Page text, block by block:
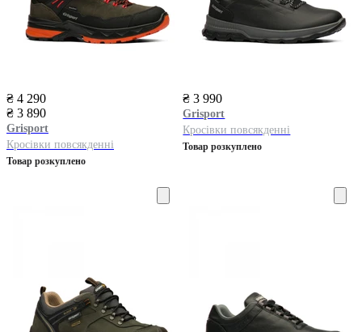
₴ 4 290
₴ 3 890
Grisport
Кросівки повсякденні
Товар розкуплено
₴ 3 990
Grisport
Кросівки повсякденні
Товар розкуплено